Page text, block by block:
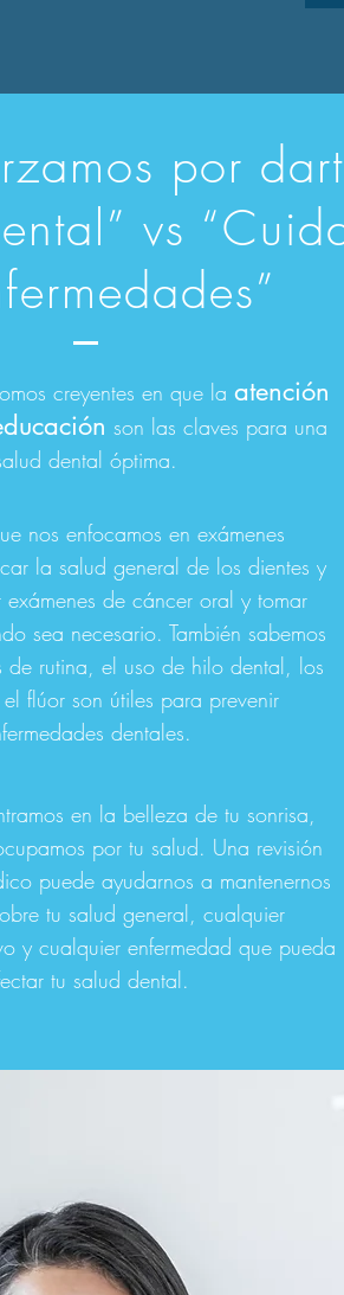
por
vs
creyentes en que la atención
son las claves para una
dental óptima.
nos enfocamos en exámenes
la salud general de los dientes y
de cáncer oral y tomar
sea necesario. También sabemos
de rutina, el uso de hilo dental, los
flúor son útiles para prevenir
dentales.
en la belleza de tu sonrisa,
por tu salud. Una revisión
puede ayudarnos a mantenernos
tu salud general, cualquier
y cualquier enfermedad que pueda
tu salud dental.